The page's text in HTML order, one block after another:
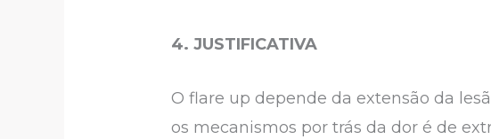
4. JUSTIFICATIVA
O flare up depende da extensão da
os mecanismos por trás da dor é de